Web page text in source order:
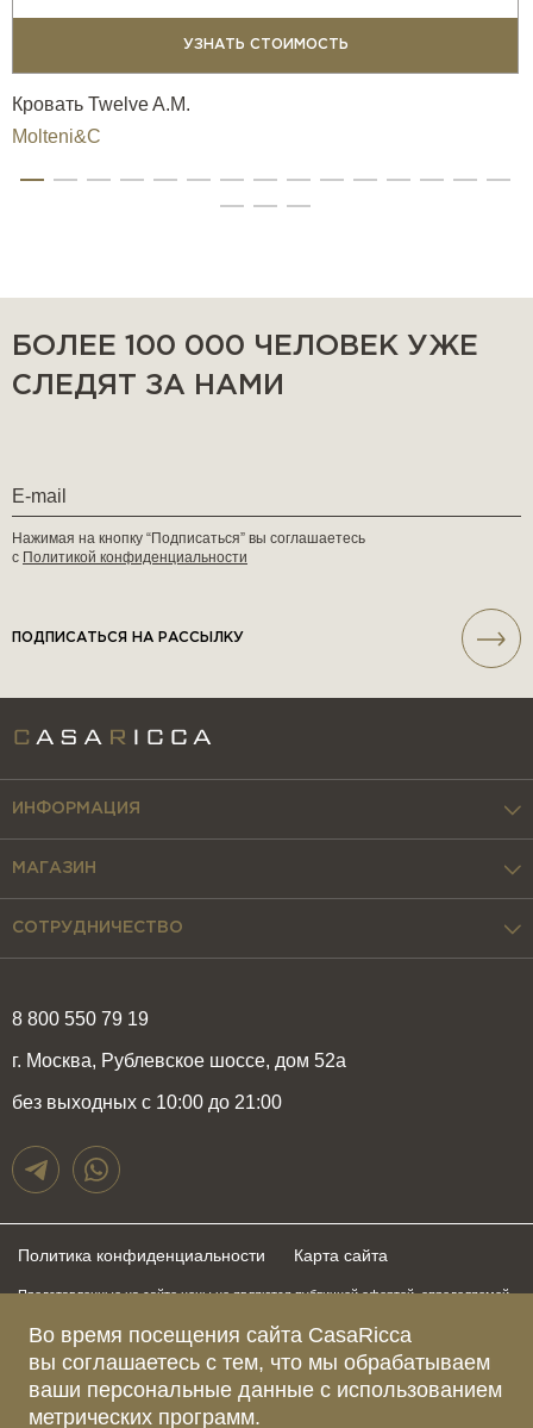
УЗНАТЬ СТОИМОСТЬ
Кровать Twelve A.M.
Molteni&C
Во время посещения сайта CasaRicca
вы соглашаетесь с тем, что мы обрабатываем
ваши персональные данные с использованием
метрических программ.
БОЛЕЕ 100 000 ЧЕЛОВЕК УЖЕ
СЛЕДЯТ ЗА НАМИ
Нажимая на кнопку “Подписаться” вы соглашаетесь
с Политикой конфиденциальности
ПОДПИСАТЬСЯ НА РАССЫЛКУ
8 800 550 79 19
г. Москва, Рублевское шоссе, дом 52а
без выходных с 10:00 до 21:00
ИНФОРМАЦИЯ
МАГАЗИН
СОТРУДНИЧЕСТВО
Политика конфиденциальности Карта сайта
Представленные на сайте цены не являются публичной офертой, определяемой
быть изменены в любое время без предупреждения. Для получения актуальной и
подробной информации о стоимости, сроках и условиях поставки просьба
обращаться к менеджерам по указанным выше телефонам
Зарегистрированное название компании